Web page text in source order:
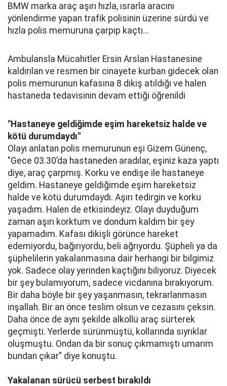
BMW marka araç aşırı hızla, ısrarla aracını
yönlendirme yapan trafik polisinin üzerine sürdü ve
hızla polis memuruna çarpıp kaçtı...
Ambulansla Mücahitler Ersin Arslan Hastanesine
kaldırılan ve resmen bir cinayete kurban gidecek olan
polis memurunun kafasına 8 dikiş atıldığı ve halen
hastaneda tedavisinin devam ettiği öğrenildi
"Hastaneye geldiğimde eşim hareketsiz halde ve
kötü durumdaydı"
Olayı anlatan polis memurunun eşi Gizem Günenç,
"Gece 03.30’da hastaneden aradılar, eşiniz kaza yaptı
diye, araç çarpmış. Korku ve endişe ile hastaneye
geldim. Hastaneye geldiğimde eşim hareketsiz
halde ve kötü durumdaydı. Aşırı tedirgin ve korku
yaşadım. Halen de etkisindeyiz. Olayı duyduğum
zaman aşırı korktum ve dondum kaldım bir şey
yapamadım. Kafası dikişli görünce hareket
edemiyordu, bağırıyordu, beli ağrıyordu. Şüpheli ya da
şüphelilerin yakalanmasına dair herhangi bir bilgimiz
yok. Sadece olay yerinden kaçtığını biliyoruz. Diyecek
bir şey bulamıyorum, sadece vicdanına bırakıyorum.
Bir daha böyle bir şey yaşanmasın, tekrarlanmasın
inşallah. Bir an önce teslim olsun ve cezasını çeksin.
Daha önce de aynı şekilde alkollü araç sürterek
geçmişti. Yerlerde sürünmüştü, kollarında sıyrıklar
oluşmuştu. Ondan da bir sonuç çıkmamıştı umarım
bundan çıkar" diye konuştu.
Yakalanan sürücü serbest bırakıldı